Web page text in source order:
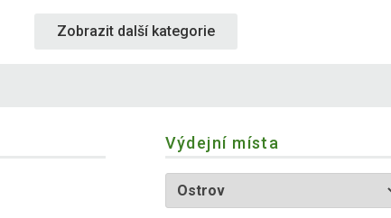
Zobrazit další kategorie
Výdejní místa